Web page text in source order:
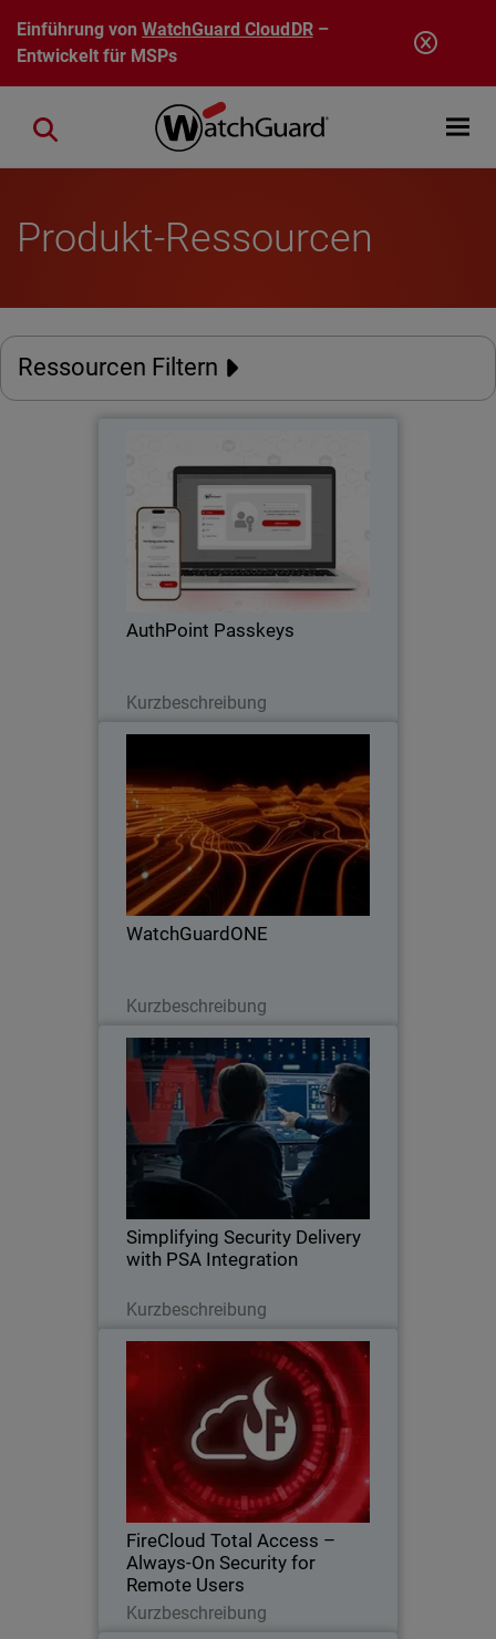
Direkt zum Inhalt
Einführung vonWatchGuard CloudDR–
Entwickelt für MSPs
Open
Close search
Produkt-Ressourcen
Ressourcen Filtern
AuthPoint Passkeys
Kurzbeschreibung
Passwordless authentication with
AuthPoint passkeys for OIDC and SAML
applications. Stop credential theft and
phishing attacks across your SaaS
WatchGuardONE
Kurzbeschreibung
Body
Learn how WatchGuard's channel
partner program can drive greater
profitability and efficiency through
engagement and education.
Thumbnail
Simplifying Security Delivery
with PSA Integration
Kurzbeschreibung
Simplifying Security Delivery
with PSA Integration
Automate MSP security delivery with
WatchGuard PSA integrations: closed-
loop ticketing, aligned assets and
licensing, and accurate billing.
Thumbnail
FireCloud Total Access –
Always-On Security for
Remote Users
Kurzbeschreibung
FireCloud Total Access –
Always-On Security for Remote
Users
FireCloud Always-On access eliminates
VPN login friction while continuously
verifying users with Zero Trust security.
Lesen Sie jetzt